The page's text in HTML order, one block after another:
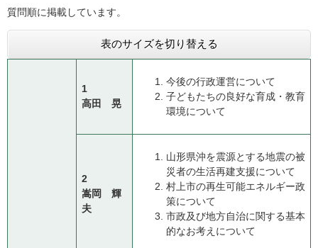
質問順に掲載しています。
表のサイズを切り替える
1
高田 晃
今後の行政運営について
子どもたちの良好な育成・教育
環境について
2
嵩岡 輝
夫
山形県沖を震源とする地震の被
災者の生活再建支援について
村上市の再生可能エネルギー政
策について
市政及び地方自治に関する基本
的なお考えについて